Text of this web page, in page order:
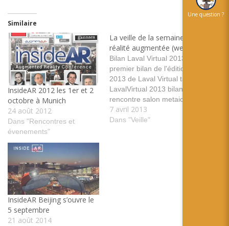
Similaire
InsideAR 2012 les 1er et 2
octobre à Munich
24 août 2012
Dans "Rencontres et
évenements"
La veille de la semaine en
réalité augmentée (weekly)
Bilan Laval Virtual 2013 Un
premier bilan de l'édition
2013 de Laval Virtual tags:
LavalVirtual 2013 bilan laval
rencontre salon metaio |
InsideAR - The Augmented
Reality Conference
7 avril 2013
Dans "Veille"
InsideAR Beijing s’ouvre le
5 septembre
21 août 2014
Une question ?